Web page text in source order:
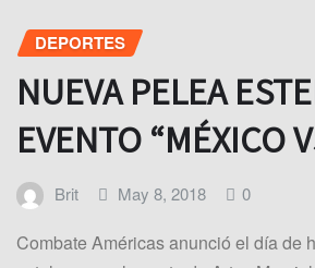
DEPORTES
NUEVA PELEA
EVENTO “MÉXICO
Brit May 8, 2018 0
Combate Américas anunció el día de